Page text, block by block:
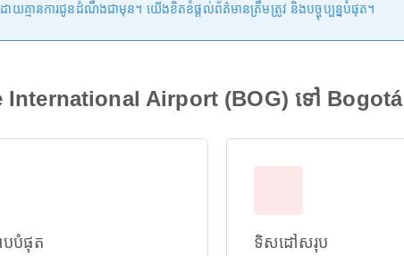
គ្មានការជូនដំណឹងជាមុន។ យើងខិតខំផ្តល់ព័ត៌មានត្រឹមត្រូវ និងបច្ចុប្បន្នបំផុត។
International Airport (BOG) ទៅ Bogotá
បបំផុត ទិសដៅសរុប